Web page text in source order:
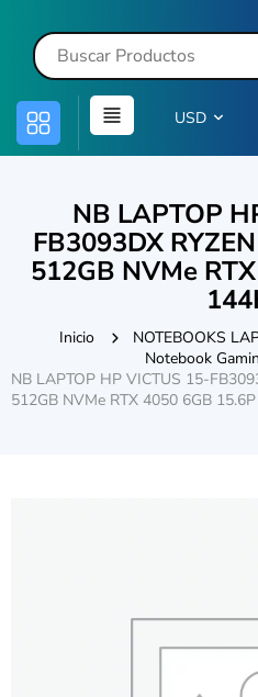
USD
NB LAPTOP
FB3093DX
512GB NVMe
Inicio
NOTEBOOKS
Notebook
NB LAPTOP HP VICTUS 15-
512GB NVMe RTX 4050 6GB